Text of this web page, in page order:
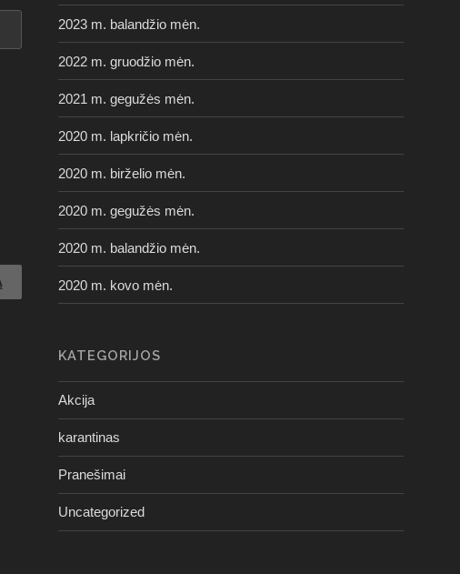
2023 m. balandžio mėn.
2022 m. gruodžio mėn.
2021 m. gegužės mėn.
2020 m. lapkričio mėn.
2020 m. birželio mėn.
2020 m. gegužės mėn.
2020 m. balandžio mėn.
2020 m. kovo mėn.
KATEGORIJOS
Akcija
karantinas
Pranešimai
Uncategorized